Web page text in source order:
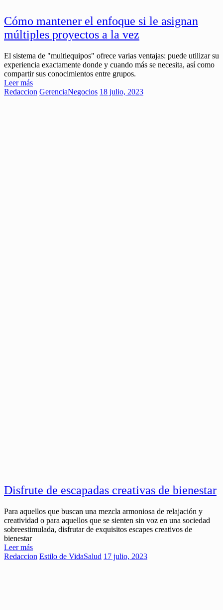
Cómo mantener el enfoque si le asignan
múltiples proyectos a la vez
El sistema de "multiequipos" ofrece varias ventajas: puede utilizar su
experiencia exactamente donde y cuando más se necesita, así como
compartir sus conocimientos entre grupos.
Leer más
Redaccion GerenciaNegocios 18 julio, 2023
Disfrute de escapadas creativas de bienestar
Para aquellos que buscan una mezcla armoniosa de relajación y
creatividad o para aquellos que se sienten sin voz en una sociedad
sobreestimulada, disfrutar de exquisitos escapes creativos de
bienestar
Leer más
Redaccion Estilo de VidaSalud 17 julio, 2023